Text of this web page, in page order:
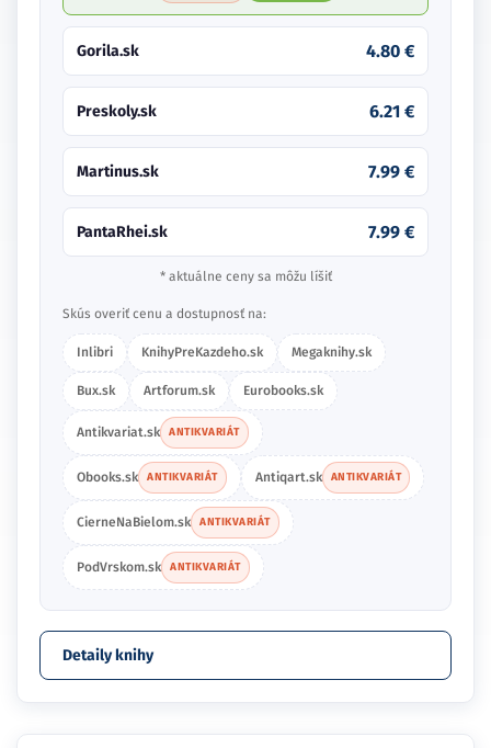
Gorila.sk 4.80 €
Preskoly.sk 6.21 €
Martinus.sk 7.99 €
PantaRhei.sk 7.99 €
* aktuálne ceny sa môžu líšiť
Skús overiť cenu a dostupnosť na:
Inlibri KnihyPreKazdeho.sk Megaknihy.sk
Bux.sk Artforum.sk Eurobooks.sk
Antikvariat.sk ANTIKVARIÁT
Obooks.sk ANTIKVARIÁT Antiqart.sk ANTIKVARIÁT
CierneNaBielom.sk ANTIKVARIÁT
PodVrskom.sk ANTIKVARIÁT
Detaily knihy